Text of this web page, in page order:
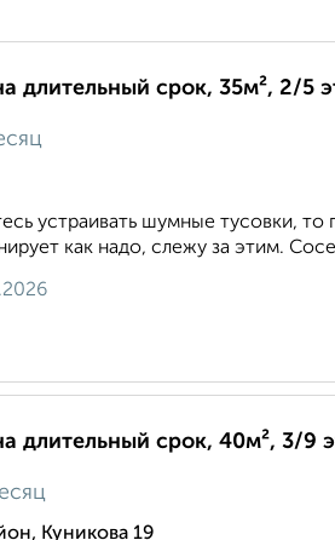
длительный срок, 35м², 2/5
устраивать шумные тусовки,
как надо, слежу за этим.
длительный срок, 40м², 3/9
Куникова 19